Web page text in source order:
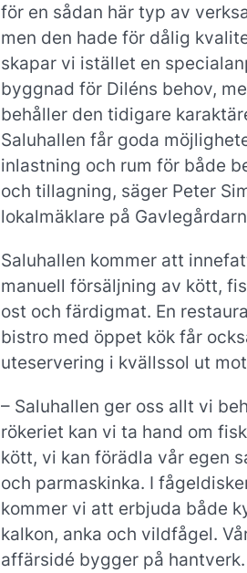
för en sådan här typ av
men den hade för dålig
skapar vi istället en
byggnad för Diléns behov,
behåller den tidigare
Saluhallen får goda
inlastning och rum för både
och tillagning, säger Peter
lokalmäklare på
Saluhallen kommer att
manuell försäljning av kött,
ost och färdigmat. En
bistro med öppet kök får
uteservering i kvällssol ut
– Saluhallen ger oss allt vi
rökeriet kan vi ta hand om
kött, vi kan förädla vår egen
och parmaskinka. I
kommer vi att erbjuda både
kalkon, anka och vildfågel.
affärsidé bygger på